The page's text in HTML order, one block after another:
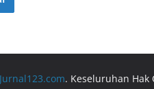
Jurnal123.com. Keseluruhan Hak